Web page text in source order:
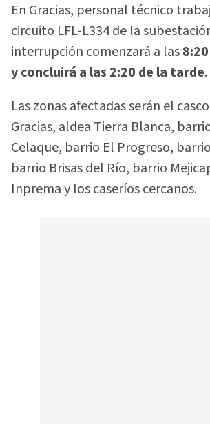
En Gracias, personal técnico
circuito LFL-L334 de la
interrupción comenzará a las
y concluirá a las 2:20 de la tarde.
Las zonas afectadas serán el
Gracias, aldea Tierra Blanca,
Celaque, barrio El Progreso,
barrio Brisas del Río, barrio
Inprema y los caseríos cercanos.